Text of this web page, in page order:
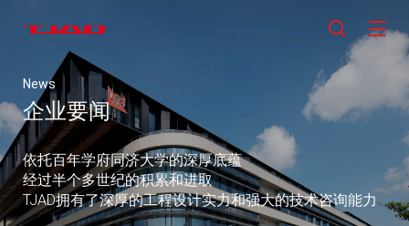
News
企业要闻
依托百年学府同济大学的深厚底蕴
经过半个多世纪的积累和进取
TJAD拥有了深厚的工程设计实力和强大的技术咨询能力